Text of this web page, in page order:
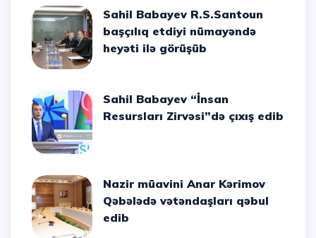
Sahil Babayev R.S.Santoun
başçılıq etdiyi nümayəndə
heyəti ilə görüşüb
Sahil Babayev “İnsan
Resursları Zirvəsi”də çıxış edib
Nazir müavini Anar Kərimov
Qəbələdə vətəndaşları qəbul
edib